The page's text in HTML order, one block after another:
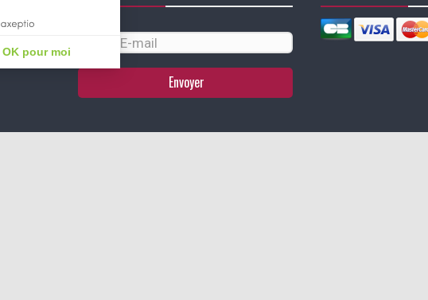
Envoyer
OK pour moi
vos paramètres de confidentialité, en garantissant la conformité avec les